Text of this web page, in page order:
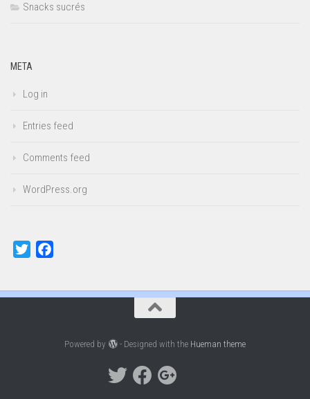
Snacks sucrés
META
Log in
Entries feed
Comments feed
WordPress.org
Twitter
Powered by - Designed with the Hueman theme